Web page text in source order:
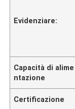
Evidenziare:
Capacità di alime
ntazione
Certificazione